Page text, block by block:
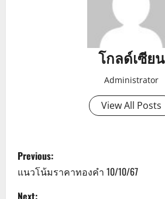
โกลด์เซียน
Administrator
View All Posts
P
o
Previous:
แนวโน้มราคาทองคำ 10/10/67
Next: